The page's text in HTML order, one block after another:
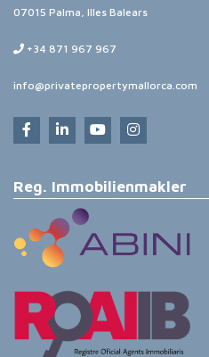
07015 Palma, Illes Balears
+34 871 967 967
info@privatepropertymallorca.com
Reg. Immobilienmakler